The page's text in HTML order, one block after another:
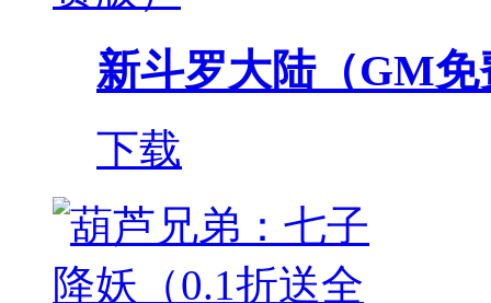
新斗罗大陆（GM免
下载